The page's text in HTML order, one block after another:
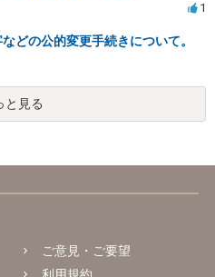
1
どの公的変更手続きについて。
と見る
ご意見・ご要望
利用規約